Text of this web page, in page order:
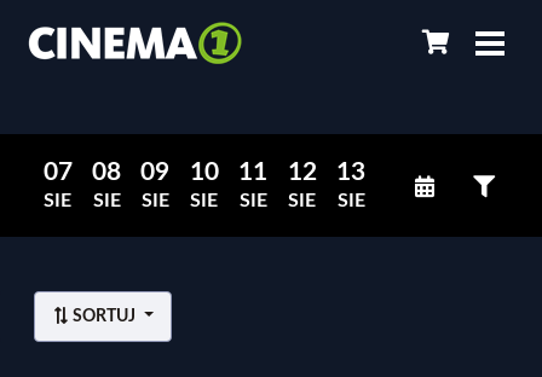
07
SIE
08
SIE
09
SIE
10
SIE
11
SIE
12
SIE
13
SIE
SORTUJ